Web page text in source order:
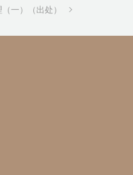
一）（出处）